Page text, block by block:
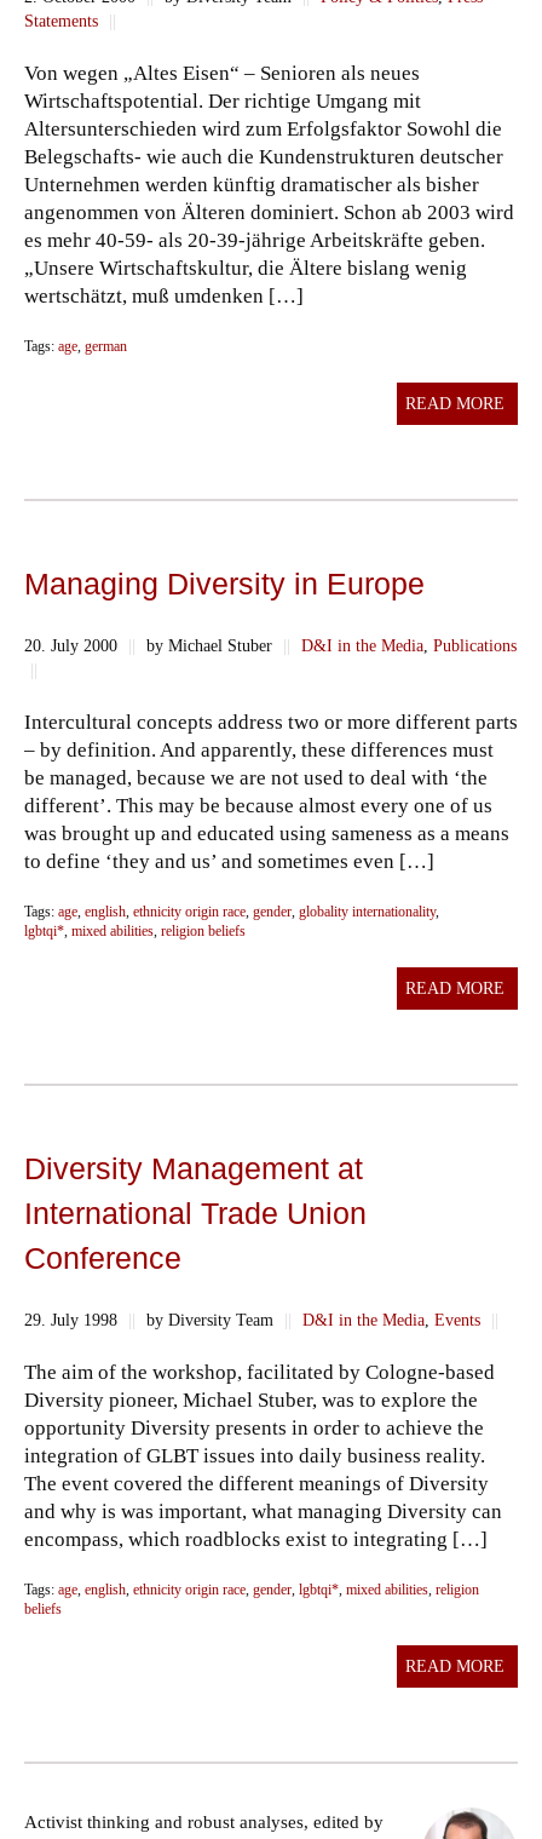
Statements
||
Von wegen „Altes Eisen“ – Senioren als neues
Wirtschaftspotential. Der richtige Umgang mit
Altersunterschieden wird zum Erfolgsfaktor Sowohl die
Belegschafts- wie auch die Kundenstrukturen deutscher
Unternehmen werden künftig dramatischer als bisher
angenommen von Älteren dominiert. Schon ab 2003 wird
es mehr 40-59- als 20-39-jährige Arbeitskräfte geben.
„Unsere Wirtschaftskultur, die Ältere bislang wenig
wertschätzt, muß umdenken […]
Tags: age, german
READ MORE
Managing Diversity in Europe
20. July 2000 || by Michael Stuber || D&I in the Media Publications
||
Intercultural concepts address two or more different parts
– by definition. And apparently, these differences must
be managed, because we are not used to deal with ‘the
different’. This may be because almost every one of us
was brought up and educated using sameness as a means
to define ‘they and us’ and sometimes even […]
Tags: age, english, ethnicity origin race, gender, globality internationality,
lgbtqi*, mixed abilities, religion beliefs
READ MORE
Diversity Management at
International Trade Union
Conference
29. July 1998 || by Diversity Team || D&I in the Media Events ||
The aim of the workshop, facilitated by Cologne-based
Diversity pioneer, Michael Stuber, was to explore the
opportunity Diversity presents in order to achieve the
integration of GLBT issues into daily business reality.
The event covered the different meanings of Diversity
and why is was important, what managing Diversity can
encompass, which roadblocks exist to integrating […]
Tags: age english ethnicity origin race gender lgbtqi* mixed abilities religion
beliefs
READ MORE
Activist thinking and robust analyses, edited by